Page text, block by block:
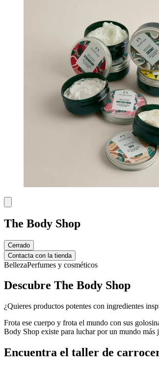
The Body Shop
Cerrado
Contacta con la tienda
BellezaPerfumes y cosméticos
Descubre The Body Shop
¿Quieres productos potentes con ingredientes
Frota ese cuerpo y frota el mundo con sus
Body Shop existe para luchar por un mundo más
Encuentra el taller de